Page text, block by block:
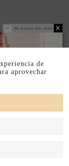
GUÍA.
disponible.
No mostrar más veces
de
aprovechar